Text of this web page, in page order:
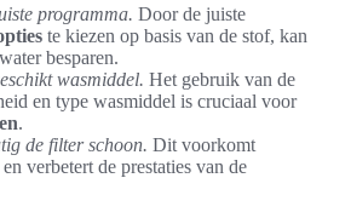
programma. Door de juiste
te kiezen op basis van de stof, kan
besparen.
wasmiddel. Het gebruik van de
en type wasmiddel is cruciaal voor
.
de filter schoon. Dit voorkomt
verbetert de prestaties van de